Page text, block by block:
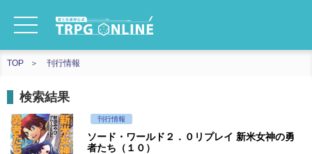
TOP 刊行情報
検索結果
刊行情報
ソード・ワールド２．０リプレイ 新米女神の勇
者たち（１０）